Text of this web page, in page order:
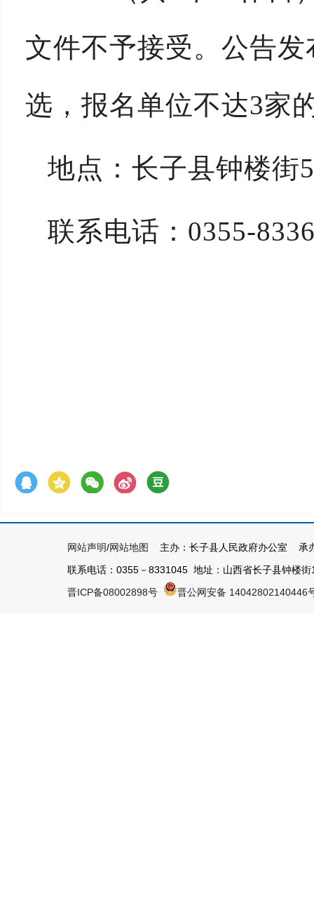
文件不予接受。公告
选，报名单位不达3家
地点：长子县钟楼街5
联系电话：0355-
网站声明/网站地图
主办：长子县人民政府办公室 承
联系电话：0355－8331045 地址：山西省长子县钟楼
晋ICP备08002898号
晋公网安备 14042802140446